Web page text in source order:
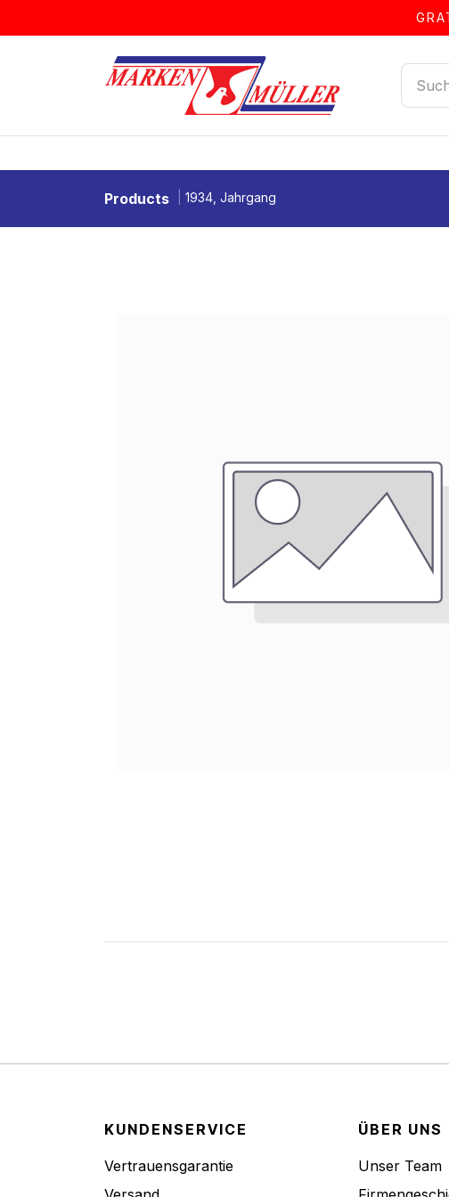
Products 1934, Jahrgang
KUNDENSERVICE
Vertrauensgarantie
ÜBER UNS
Unser Team